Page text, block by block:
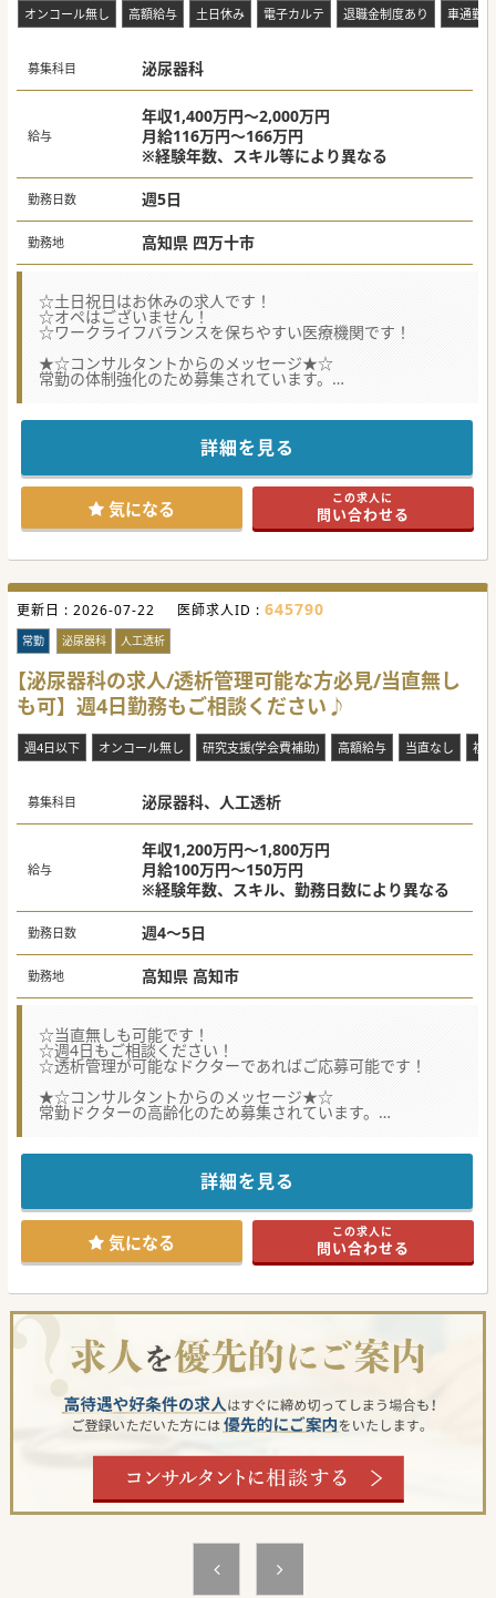
オンコール無し 高額給与 土日休み 電子カルテ 退職金制度あり 車通勤可
募集科目 泌尿器科
給与
年収1,400万円～2,000万円
月給116万円～166万円
※経験年数、スキル等により異なる
勤務日数 週5日
勤務地 高知県 四万十市
☆土日祝日はお休みの求人です！
☆オペはございません！
☆ワークライフバランスを保ちやすい医療機関です！
★☆コンサルタントからのメッセージ★☆
常勤の体制強化のため募集されています。
土日祝日は原則お休みで、ワークライフバランスも保てま
お気軽にお問い合わせください♪
詳細を見る
気になる この求人に
問い合わせる
更新日 : 2026-07-22 医師求人ID : 645790
常勤 泌尿器科 人工透析
【泌尿器科の求人/透析管理可能な方必見/当直無し
も可】週4日勤務もご相談ください♪
週4日以下 オンコール無し 研究支援(学会費補助) 高額給与 当直なし 複
募集科目 泌尿器科、人工透析
給与
年収1,200万円～1,800万円
月給100万円～150万円
※経験年数、スキル、勤務日数により異なる
勤務日数 週4～5日
勤務地 高知県 高知市
☆当直無しも可能です！
☆週4日もご相談ください！
☆透析管理が可能なドクターであればご応募可能です！
★☆コンサルタントからのメッセージ★☆
常勤ドクターの高齢化のため募集されています。
高知市に位置する100床未満のコンパクトな医療機関です。
詳細を見る
気になる この求人に
問い合わせる